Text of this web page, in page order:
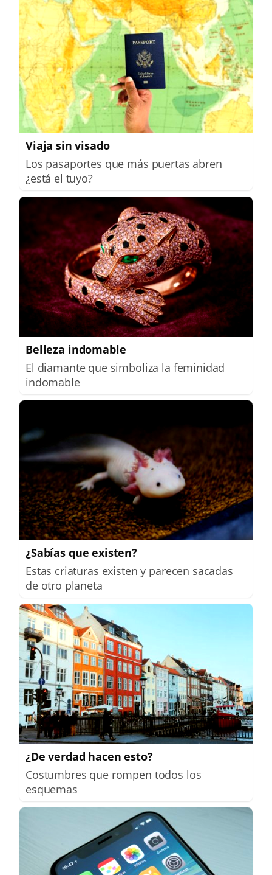
Viaja sin visado
Los pasaportes que más puertas abren
¿está el tuyo?
Belleza indomable
El diamante que simboliza la feminidad
indomable
¿Sabías que existen?
Estas criaturas existen y parecen sacadas
de otro planeta
¿De verdad hacen esto?
Costumbres que rompen todos los
esquemas